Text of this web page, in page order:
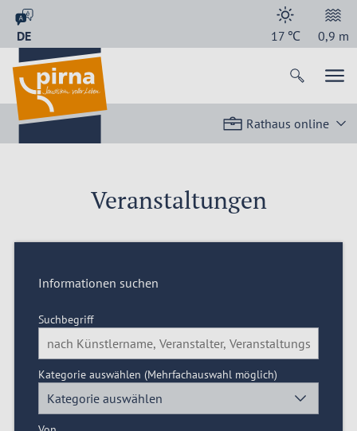
DE 17℃ 0,9 m
Rathaus online
Veranstaltungen
Informationen suchen
Suchbegriff
Kategorie auswählen (Mehrfachauswahl möglich)
Kategorie auswählen